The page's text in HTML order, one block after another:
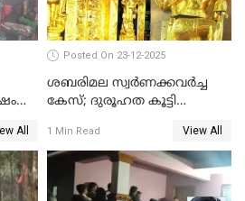
All
Posted On 23-12-2025
ശബരിമല സ്വര്‍ണക്കവര്‍ച്ച
കേസ്; ദുരൂഹത കൂട്ടി
1 Min Read View All